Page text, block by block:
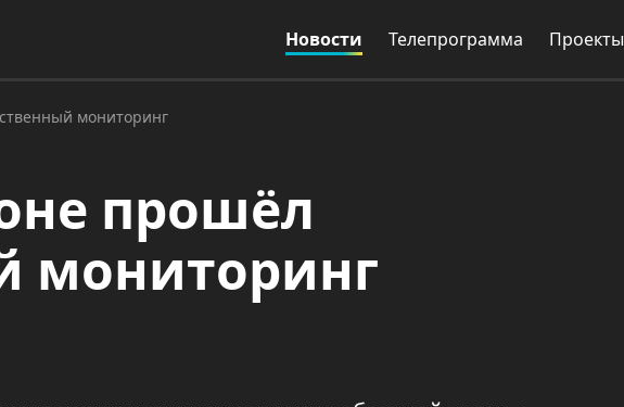
Новости Телепрограмма Проекты
мониторинг
прошёл
мониторинг